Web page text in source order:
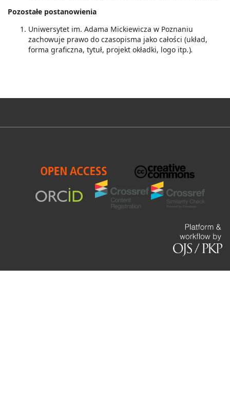
Pozostałe postanowienia
Uniwersytet im. Adama Mickiewicza w Poznaniu
zachowuje prawo do czasopisma jako całości (układ,
forma graficzna, tytuł, projekt okładki, logo itp.).